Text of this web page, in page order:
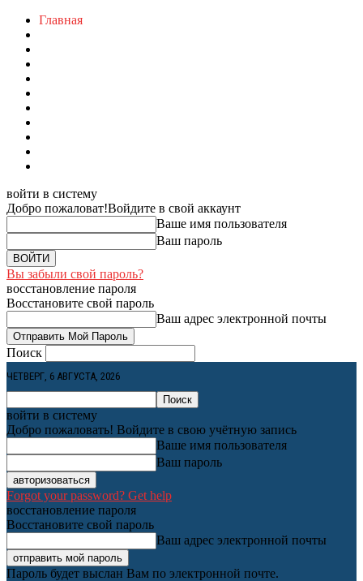
Главная
войти в систему
Добро пожаловат!Войдите в свой аккаунт
Ваше имя пользователя
Ваш пароль
Вы забыли свой пароль?
восстановление пароля
Восстановите свой пароль
Ваш адрес электронной почты
Поиск
ЧЕТВЕРГ, 6 АВГУСТА, 2026
войти в систему
Добро пожаловать! Войдите в свою учётную запись
Ваше имя пользователя
Ваш пароль
Forgot your password? Get help
восстановление пароля
Восстановите свой пароль
Ваш адрес электронной почты
Пароль будет выслан Вам по электронной почте.